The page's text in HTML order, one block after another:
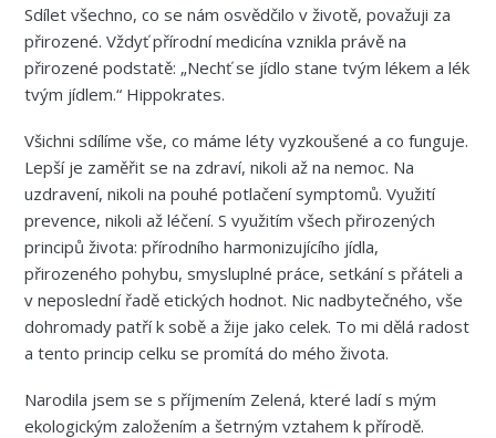
Sdílet všechno, co se nám osvědčilo v životě, považuji za
přirozené. Vždyť přírodní medicína vznikla právě na
přirozené podstatě: „Nechť se jídlo stane tvým lékem a lék
tvým jídlem.“ Hippokrates.
Všichni sdílíme vše, co máme léty vyzkoušené a co funguje.
Lepší je zaměřit se na zdraví, nikoli až na nemoc. Na
uzdravení, nikoli na pouhé potlačení symptomů. Využití
prevence, nikoli až léčení. S využitím všech přirozených
principů života: přírodního harmonizujícího jídla,
přirozeného pohybu, smysluplné práce, setkání s přáteli a
v neposlední řadě etických hodnot. Nic nadbytečného, vše
dohromady patří k sobě a žije jako celek. To mi dělá radost
a tento princip celku se promítá do mého života.
Narodila jsem se s příjmením Zelená, které ladí s mým
ekologickým založením a šetrným vztahem k přírodě.